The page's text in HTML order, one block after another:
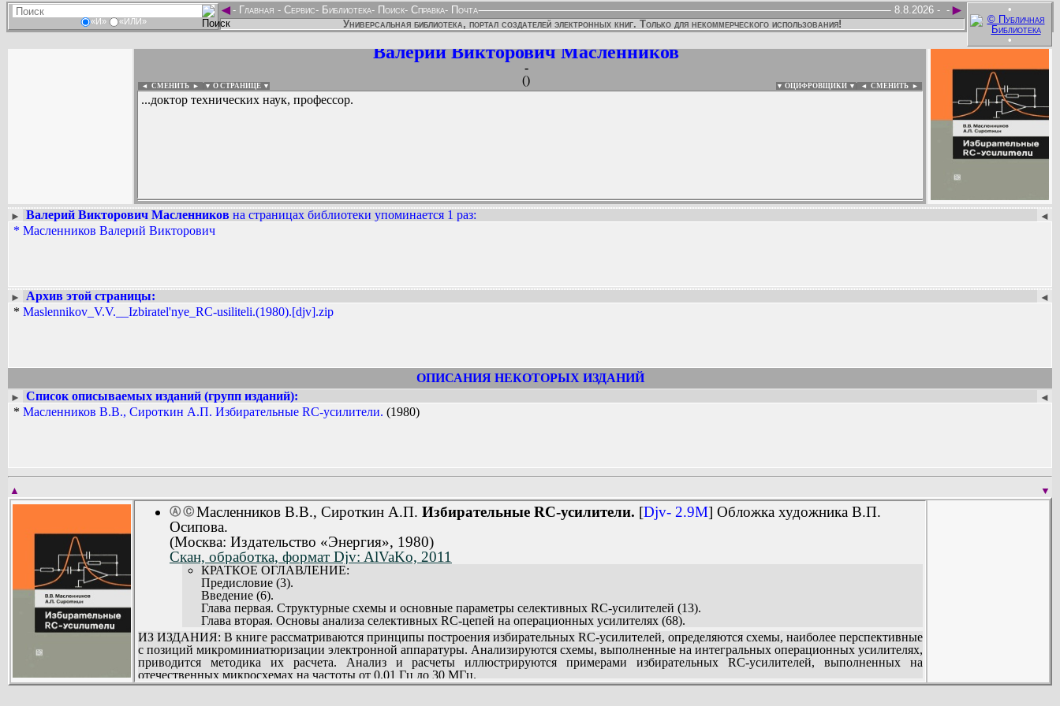
«И» «ИЛИ»
•
•
◄ ►
- Главная - Сервис- Библиотека- Поиск- Справка- Почта -
8.8.2026 -
Универсальная библиотека, портал создателей электронных книг. Только для некоммерческого использования!
Валерий Викторович Масленников
-
()
◄ СМЕНИТЬ ► ▼ О СТРАНИЦЕ ▼ ▼ ОЦИФРОВЩИКИ ▼ ◄ СМЕНИТЬ ►
...доктор технических наук, профессор.
:
Вадим Ершов...
...
► ◄
Валерий Викторович Масленников на страницах библиотеки упоминается 1 раз:
* Масленников Валерий Викторович
► ◄
Архив этой страницы:
* Maslennikov_V.V.__Izbiratel'nye_RC-usiliteli.(1980).[djv].zip
ОПИСАНИЯ НЕКОТОРЫХ ИЗДАНИЙ
► ◄
Список описываемых изданий (групп изданий):
* Масленников В.В., Сироткин А.П. Избирательные RC-усилители. (1980)
▼
▲
Ⓐ Ⓒ Масленников В.В., Сироткин А.П. Избирательные RC-усилители. [Djv- 2.9M] Обложка художника В.П.
Осипова.
(Москва: Издательство «Энергия», 1980)
Скан, обработка, формат Djv: AlVaKo, 2011
КРАТКОЕ ОГЛАВЛЕНИЕ:
Предисловие (3).
Введение (6).
Глава первая. Структурные схемы и основные параметры селективных RC-усилителей (13).
Глава вторая. Основы анализа селективных RC-цепей на операционных усилителях (68).
Глава третья. Селективные RC-цепи на интегральных операционных усилителях (102).
Глава четвертая. Низкочастотные избирательные RC-усилители (155).
Глава пятая. Высокочастотные избирательные RC-усилители (179).
Приложение. Расчет основных параметров звеньев второго порядка (205).
Список литературы (212).
ИЗ ИЗДАНИЯ: В книге рассматриваются принципы построения избирательных RC-усилителей, определяются схемы, наиболее перспективные
с позиций микроминиатюризации электронной аппаратуры. Анализируются схемы, выполненные на интегральных операционных усилителях,
приводится методика их расчета. Анализ и расчеты иллюстрируются примерами избирательных RC-усилителей, выполненных на
отечественных микросхемах на частоты от 0,01 Гц до 30 МГц.
Книга предназначена для инженерно-технических работников, специализирующихся в области электроники, автоматики, радиотехники,